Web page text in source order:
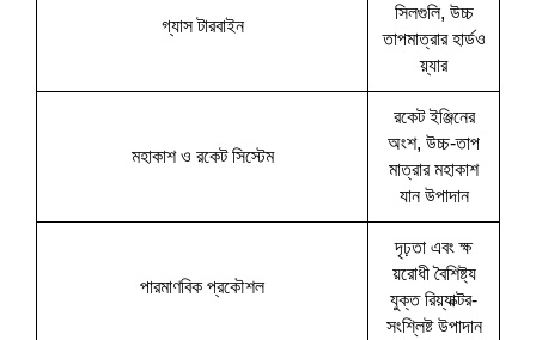
গ্যাস টারবাইন
সিলগুলি, উচ্চ
তাপমাত্রার হার্ডও
য়্যার
মহাকাশ ও রকেট সিস্টেম
রকেট ইঞ্জিনের
অংশ, উচ্চ-তাপ
মাত্রার মহাকাশ
যান উপাদান
পারমাণবিক প্রকৌশল
দৃঢ়তা এবং ক্ষ
য়রোধী বৈশিষ্ট্য
যুক্ত রিয়্যাক্টর-
সংশ্লিষ্ট উপাদান